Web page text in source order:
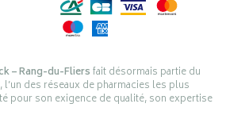
– Rang-du-Fliersfait désormais partie du
, l’un des réseaux de pharmacies les plus
pour son exigence de qualité, son expertise